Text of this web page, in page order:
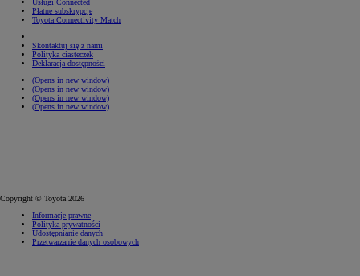
Usługi Connected
Płatne subskrypcje
Toyota Connectivity Match
Skontaktuj się z nami
Polityka ciasteczek
Deklaracja dostępności
(Opens in new window)
(Opens in new window)
(Opens in new window)
(Opens in new window)
Copyright © Toyota 2026
Informacje prawne
Polityka prywatności
Udostępnianie danych
Przetwarzanie danych osobowych